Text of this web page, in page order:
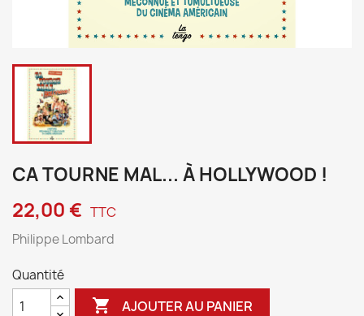
CA TOURNE MAL... À HOLLYWOOD !
22,00 € TTC
Philippe Lombard
Quantité
 AJOUTER AU PANIER